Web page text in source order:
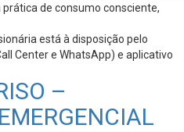
de consumo consciente,
está à disposição pelo
Center e WhatsApp) e aplicativo
–